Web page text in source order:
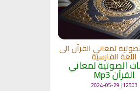
لمعاني القرآن الى
اللغة الفارسية
الصوتية لمعاني
القرآن Mp3
12503 | 2024-05-29